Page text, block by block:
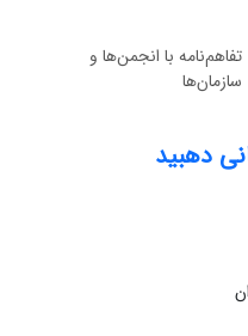
تفاهم‌نامه با انجمن‌ها و
سازمان‌ها
دهبید